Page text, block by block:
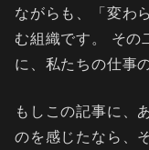
ながらも、「変わ
む組織です。 その
に、私たちの仕事
もしこの記事に、
のを感じたなら、